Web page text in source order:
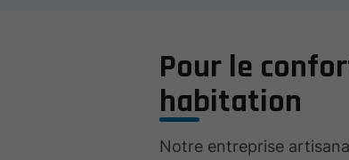
Pour le
habitation
Notre entreprise